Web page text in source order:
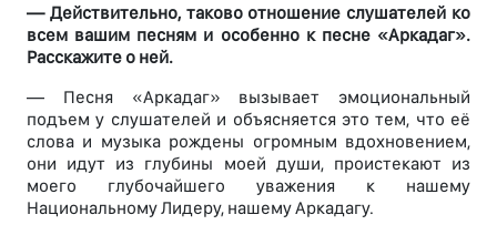
— Действительно, таково отношение слушателей ко
всем вашим песням и особенно к песне «Аркадаг».
Расскажите о ней.
— Песня «Аркадаг» вызывает эмоциональный
подъем у слушателей и объясняется это тем, что её
слова и музыка рождены огромным вдохновением,
они идут из глубины моей души, проистекают из
моего глубочайшего уважения к нашему
Национальному Лидеру, нашему Аркадагу.